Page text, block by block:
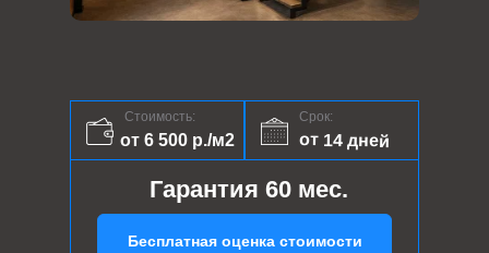
Срок:
от 14 дней
Стоимость:
от 6 500 р./м2
Гарантия 60 мес.
Бесплатная оценка стоимости